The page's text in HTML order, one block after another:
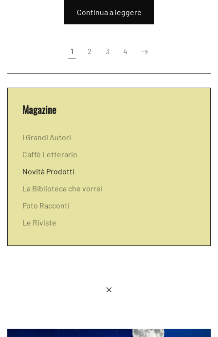
Continua a leggere
1 2 3 4
Magazine
I Grandi Autori
Caffè Letterario
Novità Prodotti
La Biblioteca che vorrei
Foto Racconti
Le Riviste